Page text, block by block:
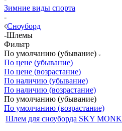
Зимние виды спорта
-
Сноуборд
-Шлемы
Фильтр
По умолчанию (убывание)
По цене (убывание)
По цене (возрастание)
По наличию (убывание)
По наличию (возрастание)
По умолчанию (убывание)
По умолчанию (возрастание)
Шлем для сноуборда SKY